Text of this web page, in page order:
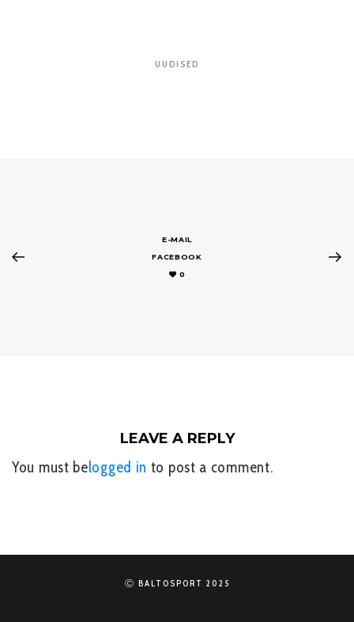
UUDISED
E-MAIL
FACEBOOK
0
LEAVE A REPLY
You must belogged in to post a comment.
Ⓒ BALTOSPORT 2025